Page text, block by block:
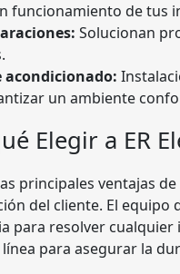
funcionamiento de tus
Solucionan
acondicionado:
un ambiente
Elegir a ER
principales ventajas
del cliente. El equipo
para resolver
para asegurar la